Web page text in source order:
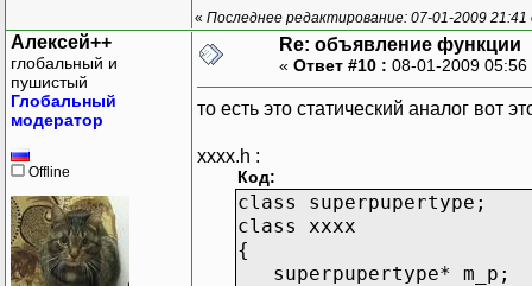
« Последнее редактирование: 07-01-2009
Алексей++
глобальный и
пушистый
Глобальный
модератор
Offline
Re: объявление функции
« Ответ #10 : 08-01-2009
то есть это статический аналог вот
xxxx.h :
Код:
class superpupertype;
class xxxx
{
superpupertype* m_p;